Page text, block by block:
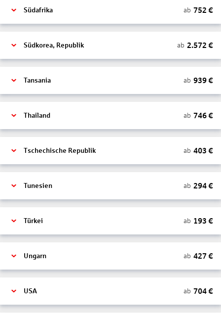
Südafrika ab 752 €
Südkorea, Republik ab 2.572 €
Tansania ab 939€
Thailand ab 746€
Tschechische Republik ab 403 €
Tunesien ab 294€
Türkei ab 193 €
Ungarn ab 427 €
USA ab 704€